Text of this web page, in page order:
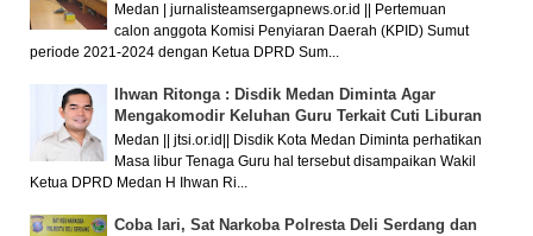
Medan | jurnalisteamsergapnews.or.id || Pertemuan
calon anggota Komisi Penyiaran Daerah (KPID) Sumut
periode 2021-2024 dengan Ketua DPRD Sum...
Ihwan Ritonga : Disdik Medan Diminta Agar
Mengakomodir Keluhan Guru Terkait Cuti Liburan
Medan || jtsi.or.id|| Disdik Kota Medan Diminta perhatikan
Masa libur Tenaga Guru hal tersebut disampaikan Wakil
Ketua DPRD Medan H Ihwan Ri...
Coba lari, Sat Narkoba Polresta Deli Serdang dan